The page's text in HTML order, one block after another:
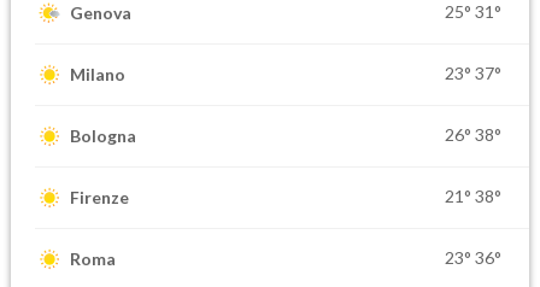
Genova 25° 31°
Milano 23° 37°
Bologna 26° 38°
Firenze 21° 38°
Roma 23° 36°